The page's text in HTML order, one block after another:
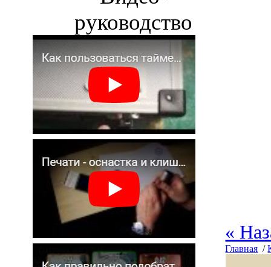
руководство
«
Главная /